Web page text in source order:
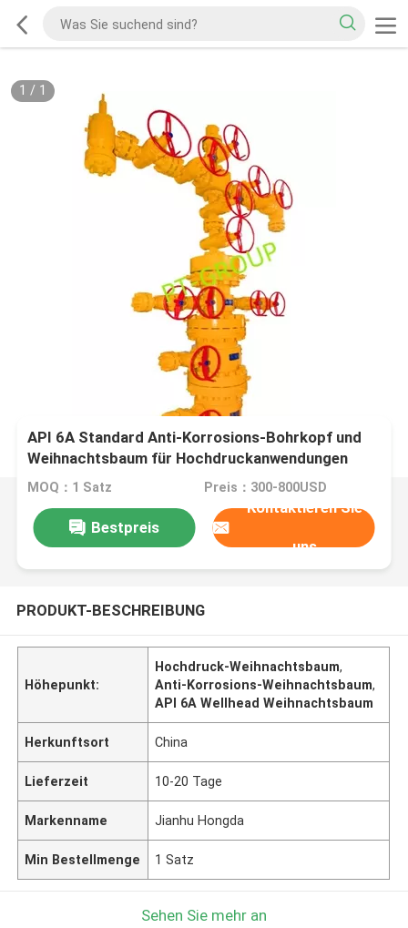
1 / 1
API 6A Standard Anti-Korrosions-Bohrkopf und
Weihnachtsbaum für Hochdruckanwendungen
MOQ：1 Satz Preis：300-800USD
Bestpreis
Kontaktieren Sie
uns
PRODUKT-BESCHREIBUNG
Höhepunkt:
Hochdruck-Weihnachtsbaum,
Anti-Korrosions-Weihnachtsbaum,
API 6A Wellhead Weihnachtsbaum
Herkunftsort China
Lieferzeit 10-20 Tage
Markenname Jianhu Hongda
Min Bestellmenge 1 Satz
Sehen Sie mehr an